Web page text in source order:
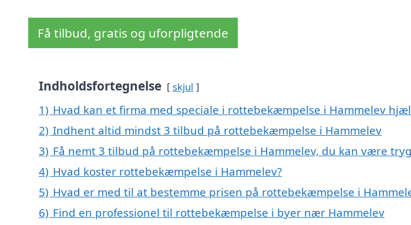
Få tilbud, gratis og uforpligtende
Indholdsfortegnelse skjul
1) Hvad kan et firma med speciale i rottebekæmpelse i Hammelev
2) Indhent altid mindst 3 tilbud på rottebekæmpelse i Hammelev
3) Få nemt 3 tilbud på rottebekæmpelse i Hammelev, du kan være
4) Hvad koster rottebekæmpelse i Hammelev?
5) Hvad er med til at bestemme prisen på rottebekæmpelse i
6) Find en professionel til rottebekæmpelse i byer nær Hammelev